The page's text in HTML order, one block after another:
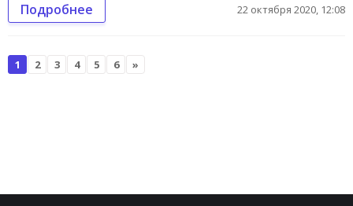
Подробнее 22 октября 2020, 12:08
1 2 3 4 5 6 »